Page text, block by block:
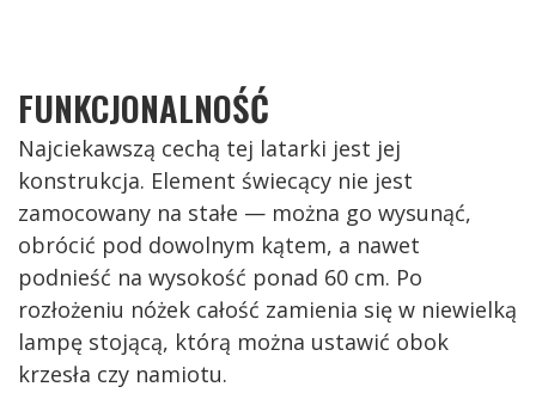
FUNKCJONALNOŚĆ
Najciekawszą cechą tej latarki jest jej
konstrukcja. Element świecący nie jest
zamocowany na stałe — można go wysunąć,
obrócić pod dowolnym kątem, a nawet
podnieść na wysokość ponad 60 cm. Po
rozłożeniu nóżek całość zamienia się w niewielką
lampę stojącą, którą można ustawić obok
krzesła czy namiotu.